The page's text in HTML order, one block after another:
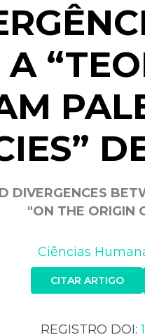
A
DIVERGENCES
"ON THE ORIGIN
Ciências
CITAR ARTIGO
REGISTRO DOI: